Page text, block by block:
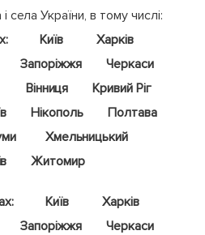
села України, в тому числі:
Київ
Харків
Запоріжжя
Черкаси
Вінниця
Кривий Ріг
Нікополь
Полтава
Хмельницький
Житомир
Київ
Харків
Запоріжжя
Черкаси